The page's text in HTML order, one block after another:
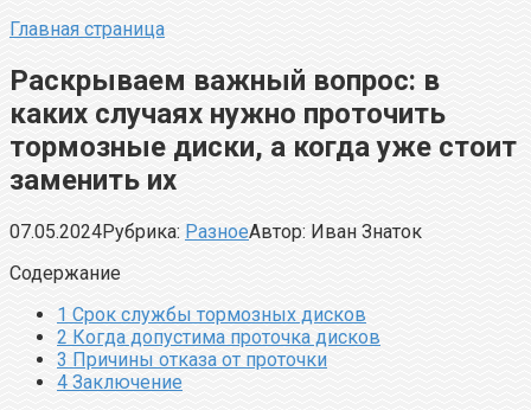
Главная страница
Раскрываем важный вопрос: в
каких случаях нужно проточить
тормозные диски, а когда уже стоит
заменить их
07.05.2024Рубрика: РазноеАвтор: Иван Знаток
Содержание
1 Срок службы тормозных дисков
2 Когда допустима проточка дисков
3 Причины отказа от проточки
4 Заключение